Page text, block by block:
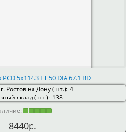
PCD 5x114.3 ET 50 DIA 67.1 BD
Ростов на Дону (шт.): 4
склад (шт.): 138
8440р.